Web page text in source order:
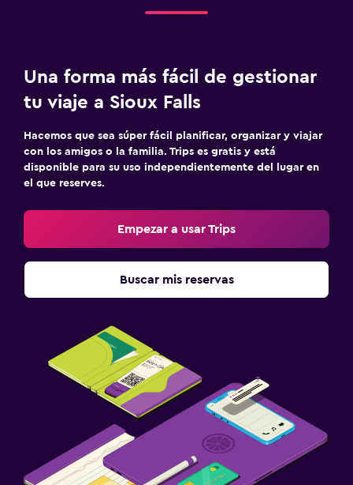
Una forma más fácil de gestionar
tu viaje a Sioux Falls
Hacemos que sea súper fácil planificar, organizar y viajar
con los amigos o la familia. Trips es gratis y está
disponible para su uso independientemente del lugar en
el que reserves.
Empezar a usar Trips
Buscar mis reservas